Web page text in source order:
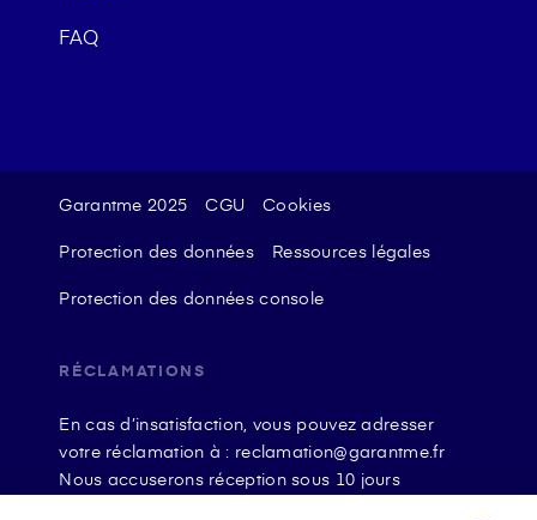
FAQ
Garantme 2025 CGU Cookies
Protection des données Ressources légales
Protection des données console
RÉCLAMATIONS
En cas d’insatisfaction, vous pouvez adresser
votre réclamation à : reclamation@garantme.fr
Nous accuserons réception sous 10 jours